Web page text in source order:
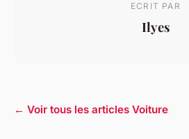
ECRIT PAR
Ilyes
← Voir tous les articles Voiture